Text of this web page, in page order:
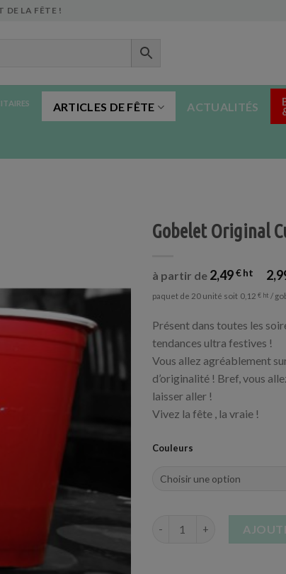
DE LA FÊTE !
ARTICLES DE FÊTE ACTUALITÉS
Gobelet Original
à partir de 2,49€
paquet de 20 unité soit 0,12 € /
Présent dans toutes les
tendances ultra festives !
Vous allez agréablement
d’originalité ! Bref, vous
laisser aller !
Vivez la fête , la vraie !
Couleurs